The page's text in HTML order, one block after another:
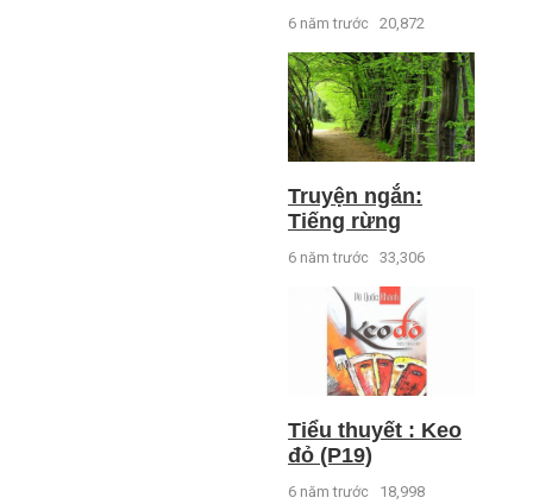
6 năm trước 20,872
Truyện ngắn:
Tiếng rừng
6 năm trước 33,306
Tiểu thuyết : Keo
đỏ (P19)
6 năm trước 18,998